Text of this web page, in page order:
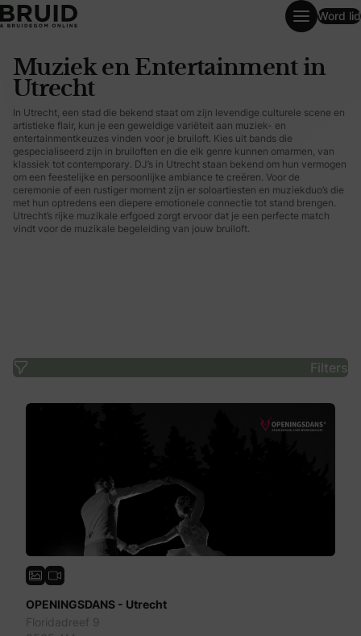
Word lid
Muziek en Entertainment in
Utrecht
In Utrecht, een stad die bekend staat om zijn levendige culturele scene en
artistieke flair, kun je een geweldige variëteit aan muziek- en
entertainmentkeuzes vinden voor je bruiloft. Kies uit bands die
gespecialiseerd zijn in bruiloften en die elk genre kunnen omarmen, van
klassiek tot contemporary. DJ’s in Utrecht staan bekend om hun vermogen
om een feestelijke en persoonlijke ambiance te creëren. Voor de
ceremonie of een rustiger moment zijn er soloartiesten en muziekduo’s die
met hun optredens een diepere emotionele connectie tot stand brengen.
Utrecht’s rijke muzikale erfgoed zorgt ervoor dat je een perfecte match
vindt voor de muzikale begeleiding van jouw bruiloft.
Filters
OPENINGSDANS - Utrecht
Floridadreef 9